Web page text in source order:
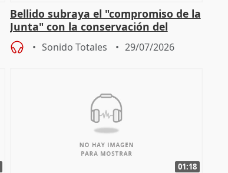
Bellido subraya el "compromiso de la
Junta" con la conservación del
patrimonio en Córdoba
Sonido Totales 29/07/2026
01:18